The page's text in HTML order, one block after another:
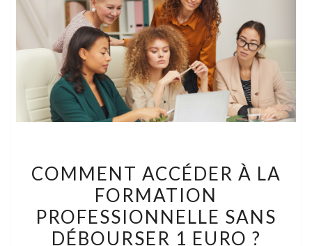
ACCÉDER
À
LA
FORMATION
COMMENT ACCÉDER À LA
FORMATION
PROFESSIONNELLE SANS
DÉBOURSER 1 EURO ?